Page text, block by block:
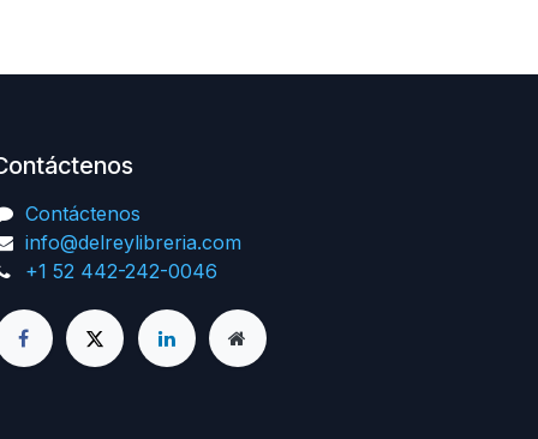
Contáctenos
info@delreylibreria.com
+1 52 442-242-0046